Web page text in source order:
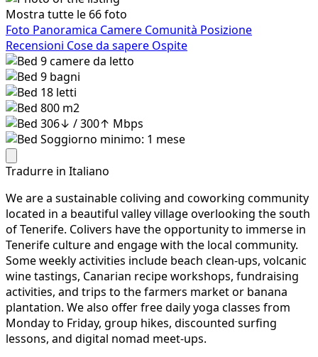
Mostra tutte le 66 foto
Foto Panoramica Camere Comunità Posizione
Recensioni Cose da sapere Ospite
9camere da letto
9 bagni
18 letti
800 m2
306↓ / 300↑ Mbps
Soggiorno minimo: 1 mese
Tradurre in Italiano
We are a sustainable coliving and coworking community
located in a beautiful valley village overlooking the south
of Tenerife. Colivers have the opportunity to immerse in
Tenerife culture and engage with the local community.
Some weekly activities include beach clean-ups, volcanic
wine tastings, Canarian recipe workshops, fundraising
activities, and trips to the farmers market or banana
plantation. We also offer free daily yoga classes from
Monday to Friday, group hikes, discounted surfing
lessons, and digital nomad meet-ups.